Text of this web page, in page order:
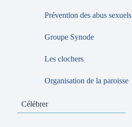
Prévention des abus sexuels
Groupe Synode
Les clochers
Organisation de la paroisse
Célébrer